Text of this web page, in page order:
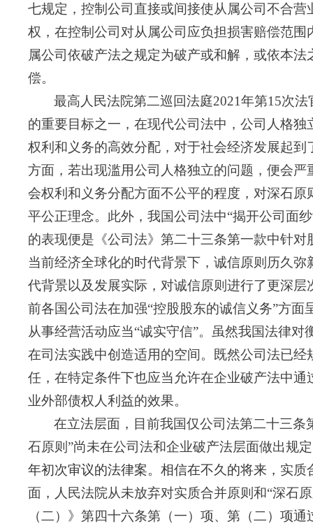
七规定，控制公司直接或间接使从属公司不合
权，在控制公司对从属公司应负担损害赔偿范
属公司依破产法之规定为破产或和解，或依本
偿。
最高人民法院第二巡回法庭2021年第1 5次法
的重要目标之一，在现代公司法中，公司人格
权利和义务的高效分配，对于社会经济发展起
方面，若出现滥用公司人格独立的问题，便会
会权利和义务分配方面不公平的程度，对深石
平公正理念。 此外，我国公司法中“揭开公司面
的表现便是《公司法》第二十三条第一款中针
当前经济全球化的时代背景下，诚信原则历久
代背景以及发展实际，对诚信原则进行了更深
前各国公司法在加强“控股股东的诚信义务”方
从事经营活动应当“诚实守信”。虽然我国法律
在司法实践中创造适用的空间。既然公司法已
任，在特定条件下也应当允许在企业破产法中
业外部债权人利益的效果。
在立法层面，目前我国仅公司法第二十三
石原则”尚未在公司法和企业破产法层面做出规
年初次审议的法律案。相信在不久的将来， 实质
面，人民法院从未放弃对实质合并原则和“深石
（二）》第四十六条第（一）项、第（二）项